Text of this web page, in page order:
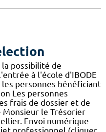
la possibilité de
à l'école d'IBODE
personnes bénéficiant
Les personnes
frais de dossier et de
le Trésorier
Envoi numérique